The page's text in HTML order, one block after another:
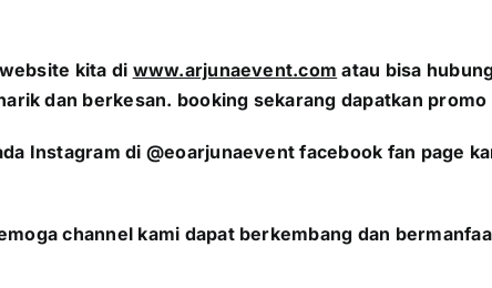
kita di www.arjunaevent.com atau bisa
dan berkesan. booking sekarang dapatkan
Instagram di @eoarjunaevent facebook fan page
channel kami dapat berkembang dan